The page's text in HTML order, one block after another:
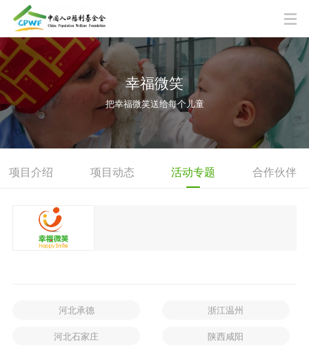
幸福微笑
把幸福微笑送给每个儿童
项目介绍 项目动态 活动专题 合作伙伴
河北承德 浙江温州
河北石家庄 陕西咸阳